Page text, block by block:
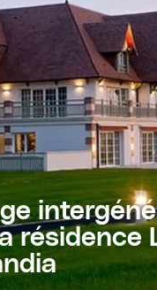
SOLIDAIRE-->
résidence